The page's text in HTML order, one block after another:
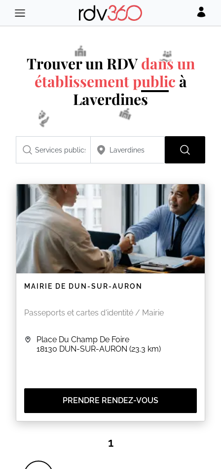
Trouver un RDVdans un
établissement public à
Laverdines
MAIRIE DE DUN-SUR-AURON
Passeports et cartes d'identité / Mairie
Place Du Champ De Foire
18130 DUN-SUR-AURON (23.3 km)
PRENDRE RENDEZ-VOUS
1